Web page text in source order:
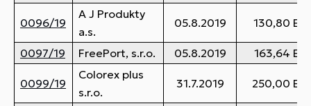
0096/19
A J Produkty
a.s.
05.8.2019 130,80
0097/19 FreePort, s.r.o. 05.8.2019 163,64
0099/19
Colorex plus
s.r.o.
31.7.2019 250,00